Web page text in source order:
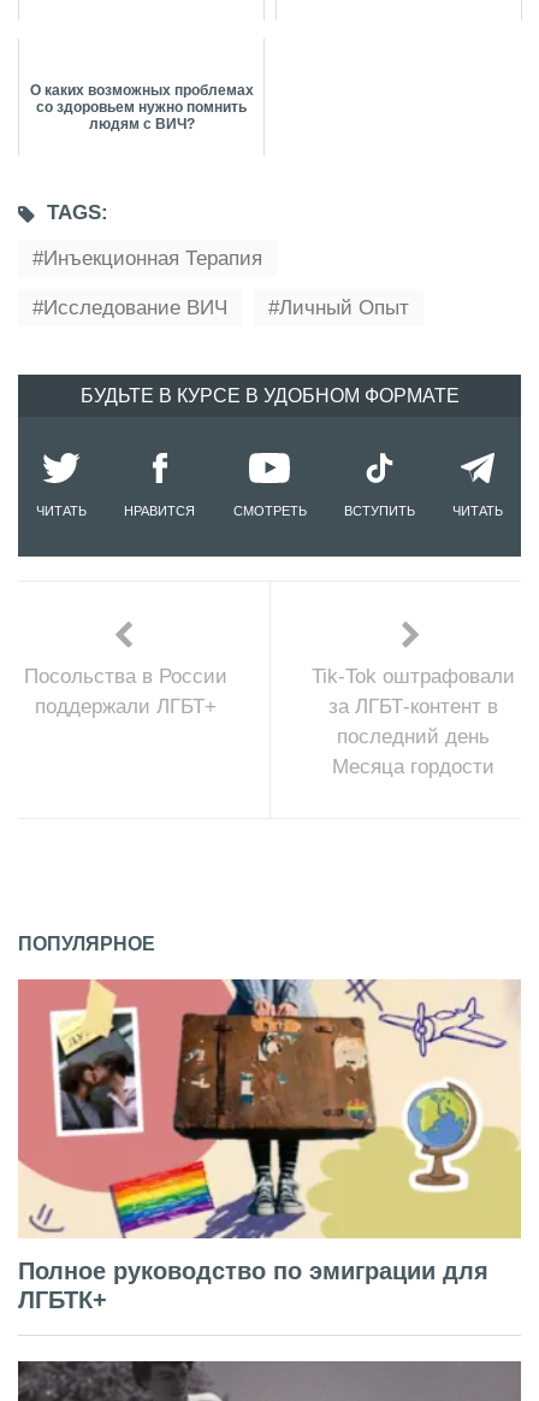
О каких возможных проблемах
со здоровьем нужно помнить
людям с ВИЧ?
TAGS:
Инъекционная Терапия
Исследование ВИЧ Личный Опыт
БУДЬТЕ В КУРСЕ В УДОБНОМ ФОРМАТЕ
ЧИТАТЬ НРАВИТСЯ СМОТРЕТЬ ВСТУПИТЬ ЧИТАТЬ
Посольства в России
поддержали ЛГБТ+
Tik-Tok оштрафовали
за ЛГБТ-контент в
последний день
Месяца гордости
ПОПУЛЯРНОЕ
Полное руководство по эмиграции для
ЛГБТК+